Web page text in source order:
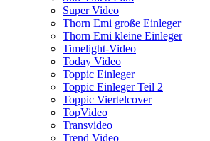
Super Video
Thorn Emi große Einleger
Thorn Emi kleine Einleger
Timelight-Video
Today Video
Toppic Einleger
Toppic Einleger Teil 2
Toppic Viertelcover
TopVideo
Transvideo
Trend Video